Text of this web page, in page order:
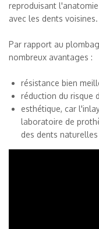
reproduisant
avec les dents voisines.
Par rapport au
nombreux avantages :
résistance bien
réduction du risque
esthétique, car
laboratoire de
des dents naturelles